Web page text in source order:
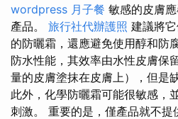
wordpress 月子餐 敏感的皮膚
產品。 旅行社代辦護照 建議將
的防曬霜，還應避免使用醇和防
防水性能，其效率由水性皮膚保
量的皮膚塗抹在皮膚上），但是
此外，化學防曬霜可能很敏感，
刺激。 重要的是，僅產品就不提